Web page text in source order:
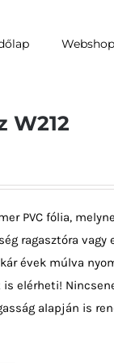
Webshop
W212
PVC fólia,
ragasztóra vagy
évek múlva
elérheti!
alapján is